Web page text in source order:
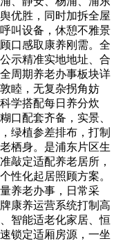
优胜，同时加拆全屋
叫设备，休憩不雅景
口感取康养刚需。全
示精准实地地址、合
周期养老办事板块详
睦，无复杂拐角妨
学搭配每日养分炊
口配套齐备，实景、
绿植参差排布，打制
栖身。是浦东片区生
敲定适配养老居所，
性化起居照顾方案。
养老办事，日常采
康养运营系统打制高
智能适老化家居、恒
锁定适厢房源，一坐